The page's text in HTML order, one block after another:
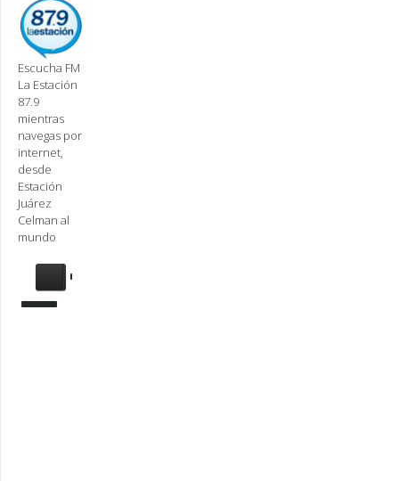
Escucha FM
La Estación
87.9
mientras
navegas por
internet,
desde
Estación
Juárez
Celman al
mundo